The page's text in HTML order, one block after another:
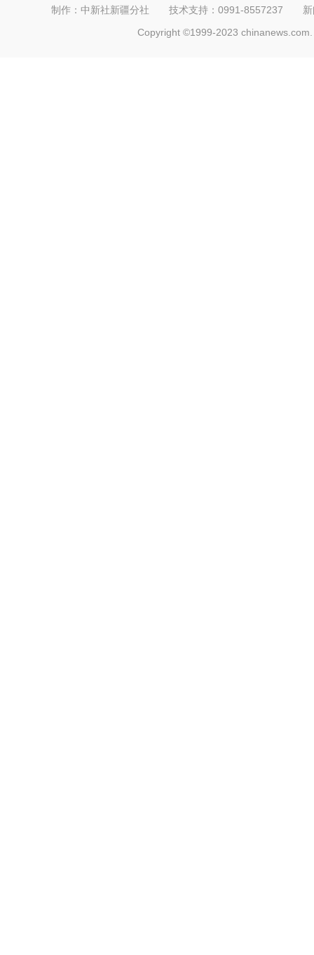
制作：中新社新疆分社 技术支持：0991-8557237
Copyright ©1999-2023